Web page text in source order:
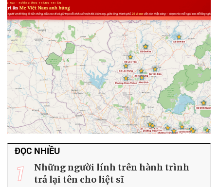
ĐỌC NHIỀU
1
Những người lính trên hành trình
trả lại tên cho liệt sĩ